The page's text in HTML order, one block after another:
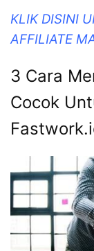
KLIK DISINI
AFFILIATE
3 Cara
Cocok